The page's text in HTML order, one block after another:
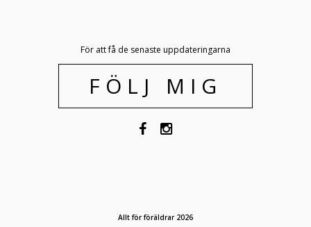
För att få de senaste uppdateringarna
FÖLJ MIG
Allt för föräldrar 2026